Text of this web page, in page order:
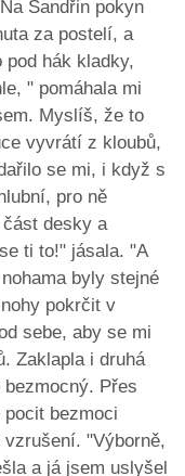
Sandřin pokyn
za postelí, a
hák kladky,
" pomáhala mi
Myslíš, že to
vyvrátí z kloubů,
se mi, i když s
pro ně
desky a
ti to!" jásala. "A
byly stejné
pokrčit v
sebe, aby se mi
Zaklapla i druhá
Přes
bezmoci
"Výborně,
a já jsem uslyšel